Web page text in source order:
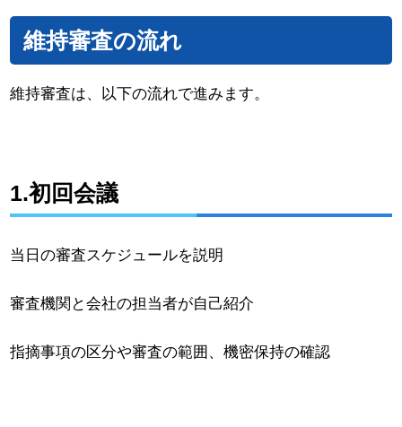
維持審査の流れ
維持審査は、以下の流れで進みます。
1.初回会議
当日の審査スケジュールを説明
審査機関と会社の担当者が自己紹介
指摘事項の区分や審査の範囲、機密保持の確認